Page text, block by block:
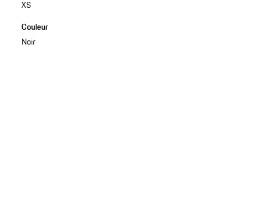
XS
Couleur
Noir